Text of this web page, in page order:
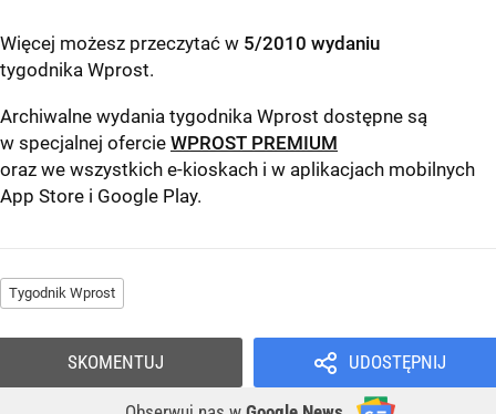
Więcej możesz przeczytać w 5/2010 wydaniu
tygodnika Wprost.
Archiwalne wydania tygodnika Wprost dostępne są
w specjalnej ofercie WPROST PREMIUM
oraz we wszystkich e-kioskach i w aplikacjach mobilnych
App Store i Google Play.
Tygodnik Wprost
UDOSTĘPNIJ
SKOMENTUJ